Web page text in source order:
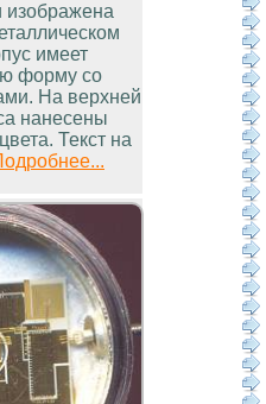
имеет
форму со
На верхней
нанесены
Текст на